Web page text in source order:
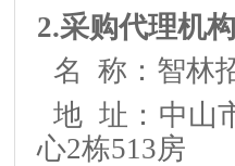
2.采购代理机
名 称：智林
地 址：中山
心2栋513房